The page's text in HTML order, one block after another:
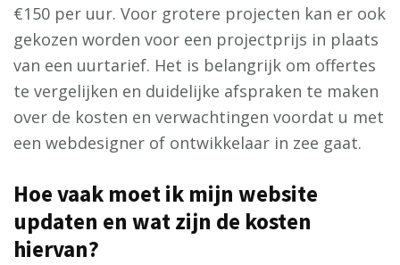
€150 per uur. Voor grotere projecten kan er ook
gekozen worden voor een projectprijs in plaats
van een uurtarief. Het is belangrijk om offertes
te vergelijken en duidelijke afspraken te maken
over de kosten en verwachtingen voordat u met
een webdesigner of ontwikkelaar in zee gaat.
Hoe vaak moet ik mijn website
updaten en wat zijn de kosten
hiervan?